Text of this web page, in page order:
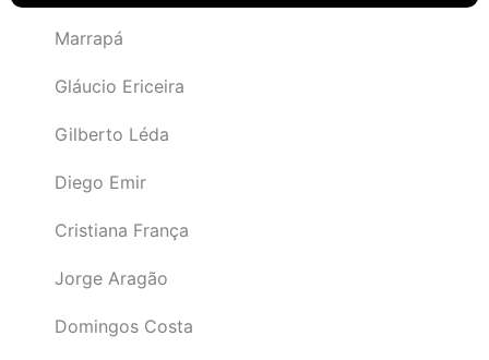
Marrapá
Gláucio Ericeira
Gilberto Léda
Diego Emir
Cristiana França
Jorge Aragão
Domingos Costa